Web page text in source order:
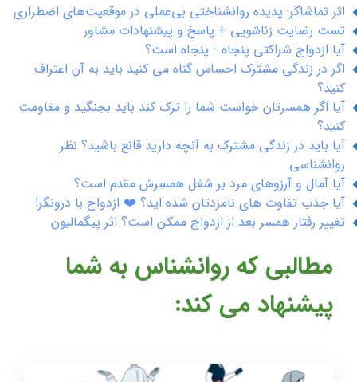
اثر تماشاگر: پدیده روانشناختی بی‌عملی در موقعیت‌های اضطراری
تست رضایت زناشویی + پاسخ و پیشنهادات مشاور
آیا ازدواج شراکتی پنجاه - پنجاه است؟
اگر در زندگی مشترک احساس گناه می کنید باید به آن اعتراف
کنید؟
آیا اگر همسرتان خواست شما را ترک کند باید بجنگید و مقاومت
کنید؟
آیا باید در زندگی مشترک به آنچه دارید قانع باشید؟ نظر
روانشناسی
آیا آمال و آرزوهای مرد بر شغل همسرش مقدم است؟
آیا جذب تفاوت های نامزدتان شده اید؟ ❤️ ازدواج با درونگرا
تغییر رفتار همسر بعد از ازدواج ممکن است؟ اثر پیگمالیون
مطالبی که روانشناس به شما
پیشنهاد می کند: